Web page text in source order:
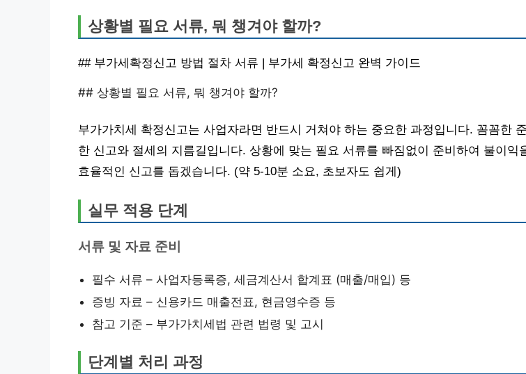
상황별 필요 서류, 뭐 챙겨야 할까?
## 부가세확정신고 방법 절차 서류 | 부가세 확정신고 완벽 가이드
## 상황별 필요 서류, 뭐 챙겨야 할까?
부가가치세 확정신고는 사업자라면 반드시 거쳐야 하는 중요한 과정입니다. 꼼꼼한
한 신고와 절세의 지름길입니다. 상황에 맞는 필요 서류를 빠짐없이 준비하여 불이익
효율적인 신고를 돕겠습니다. (약 5-10분 소요, 초보자도 쉽게)
실무 적용 단계
서류 및 자료 준비
필수 서류 – 사업자등록증, 세금계산서 합계표 (매출/매입) 등
증빙 자료 – 신용카드 매출전표, 현금영수증 등
참고 기준 – 부가가치세법 관련 법령 및 고시
단계별 처리 과정